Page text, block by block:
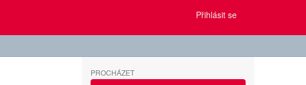
Přihlásit se
PROCHÁZET